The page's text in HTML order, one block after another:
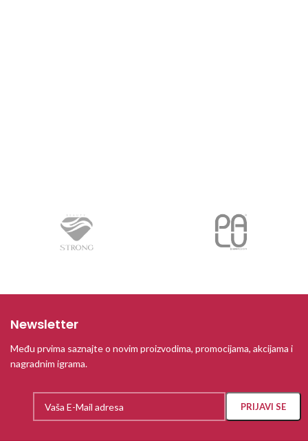
Newsletter
Među prvima saznajte o novim proizvodima, promocijama, akcijama i
nagradnim igrama.